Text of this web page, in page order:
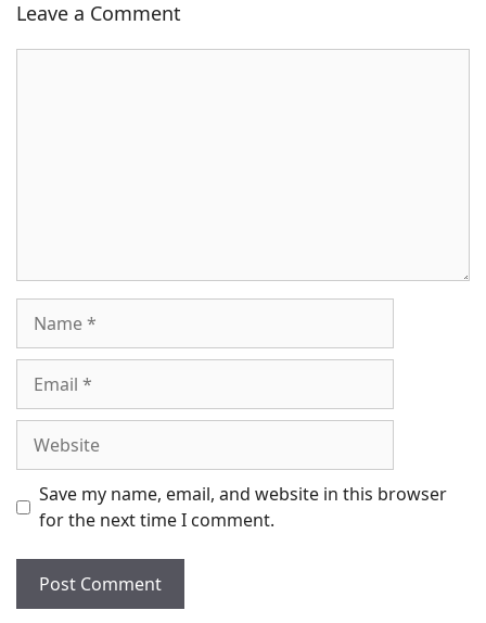
Leave a Comment
Save my name, email, and website in this browser
for the next time I comment.